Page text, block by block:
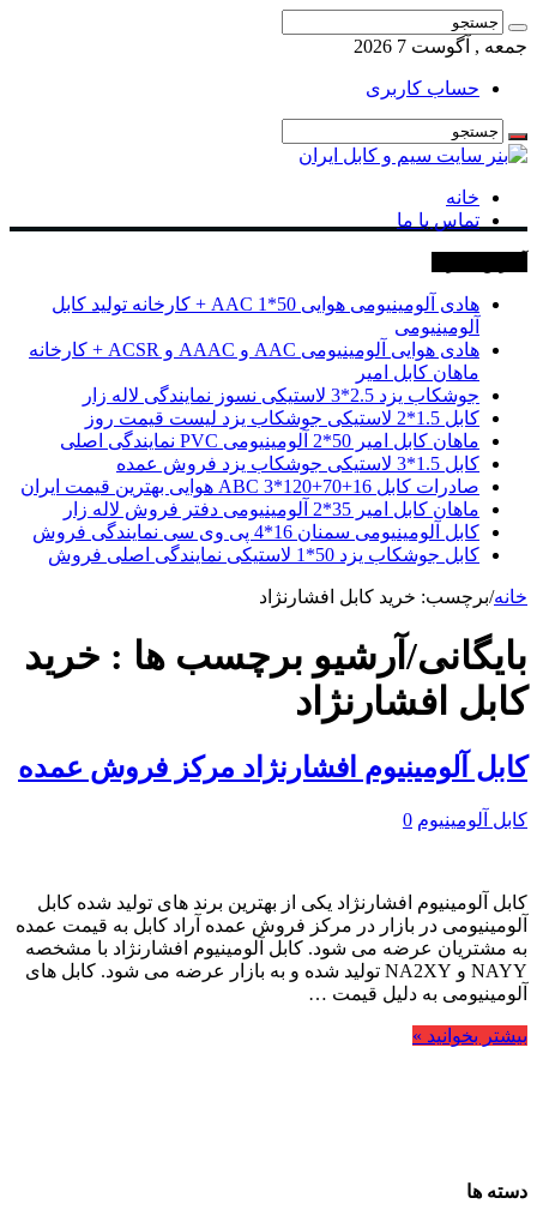
جمعه , آگوست 7 2026
حساب کاربری
خانه
تماس با ما
هادی آلومینیومی هوایی 50*1 AAC + کارخانه تولید کابل
آلومینیومی
هادی هوایی آلومینیومی AAC و AAAC و ACSR + کارخانه
ماهان کابل امیر
جوشکاب یزد 2.5*3 لاستیکی نسوز نمایندگی لاله زار
کابل 1.5*2 لاستیکی جوشکاب یزد لیست قیمت روز
ماهان کابل امیر 50*2 آلومینیومی PVC نمایندگی اصلی
کابل 1.5*3 لاستیکی جوشکاب یزد فروش عمده
صادرات کابل 16+70+120*3 ABC هوایی بهترین قیمت ایران
ماهان کابل امیر 35*2 آلومینیومی دفتر فروش لاله زار
کابل آلومینیومی سمنان 16*4 پی وی سی نمایندگی فروش
کابل جوشکاب یزد 50*1 لاستیکی نمایندگی اصلی فروش
خانه/برچسب: خرید کابل افشارنژاد
بایگانی/آرشیو برچسب ها : خرید
کابل افشارنژاد
کابل آلومینیوم افشارنژاد مرکز فروش عمده
کابل آلومینیوم 0
کابل آلومینیوم افشارنژاد یکی از بهترین برند های تولید شده کابل
آلومینیومی در بازار در مرکز فروش عمده آراد کابل به قیمت عمده
به مشتریان عرضه می شود. کابل آلومینیوم افشارنژاد با مشخصه
NAYY و NA2XY تولید شده و به بازار عرضه می شود. کابل های
آلومینیومی به دلیل قیمت …
بیشتر بخوانید »
دسته ها